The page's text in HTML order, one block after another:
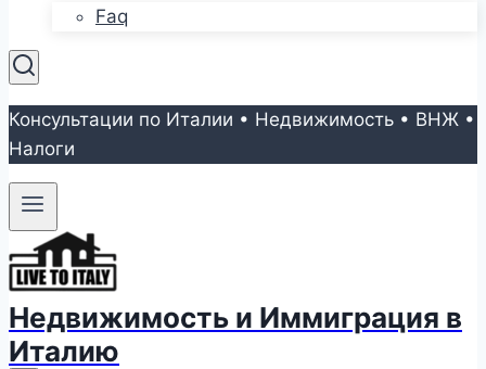
Faq
Консультации по Италии • Недвижимость • ВНЖ •
Налоги
Недвижимость и Иммиграция в
Италию